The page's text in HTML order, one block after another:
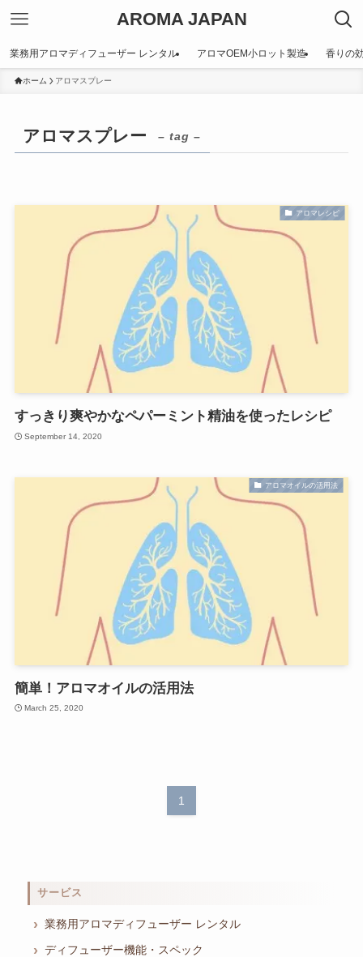
AROMA JAPAN
業務用アロマディフューザー レンタル アロマOEM小ロット製造 香りの
ホーム アロマスプレー
アロマスプレー – tag –
アロマレシピ
すっきり爽やかなペパーミント精油を使ったレシピ
September 14, 2020
アロマオイルの活用法
簡単！アロマオイルの活用法
March 25, 2020
1
サービス
業務用アロマディフューザー レンタル
ディフューザー機能・スペック